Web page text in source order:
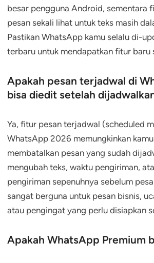
besar pengguna Android, sementara
pesan sekali lihat untuk teks masih
Pastikan WhatsApp kamu selalu di-
terbaru untuk mendapatkan fitur baru
Apakah pesan terjadwal di
bisa diedit setelah
Ya, fitur pesan terjadwal (scheduled
WhatsApp 2026 memungkinkan
membatalkan pesan yang sudah
mengubah teks, waktu pengiriman,
pengiriman sepenuhnya sebelum
sangat berguna untuk pesan bisnis,
atau pengingat yang perlu disiapkan
Apakah WhatsApp Premium